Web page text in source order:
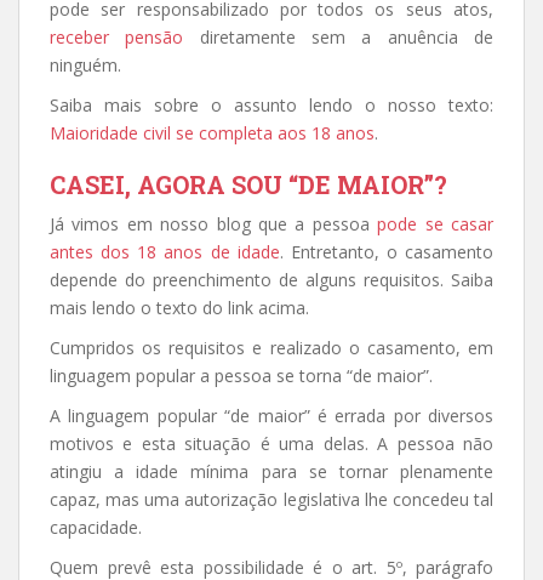
pode ser responsabilizado por todos os seus atos,
receber pensão diretamente sem a anuência de
ninguém.
Saiba mais sobre o assunto lendo o nosso texto:
Maioridade civil se completa aos 18 anos.
CASEI, AGORA SOU “DE MAIOR”?
Já vimos em nosso blog que a pessoapode se casar
antes dos 18 anos de idade. Entretanto, o casamento
depende do preenchimento de alguns requisitos. Saiba
mais lendo o texto do link acima.
Cumpridos os requisitos e realizado o casamento, em
linguagem popular a pessoa se torna “de maior”.
A linguagem popular “de maior” é errada por diversos
motivos e esta situação é uma delas. A pessoa não
atingiu a idade mínima para se tornar plenamente
capaz, mas uma autorização legislativa lhe concedeu tal
capacidade.
Quem prevê esta possibilidade é o art. 5º, parágrafo